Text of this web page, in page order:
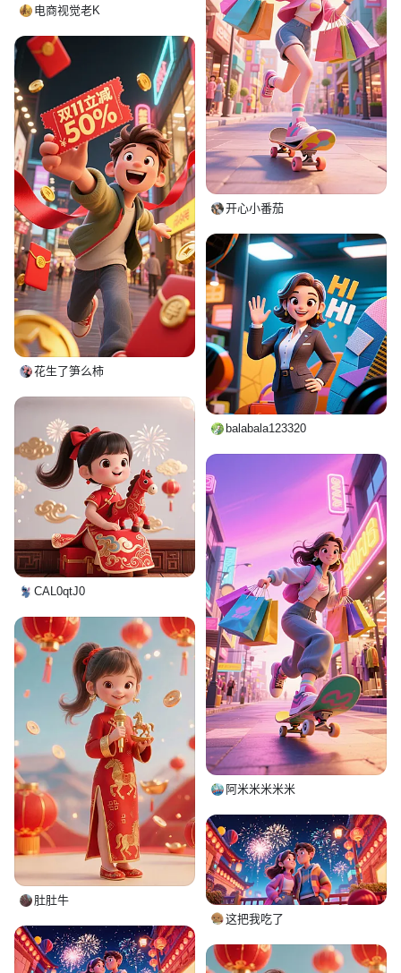
电商视觉老K
开心小番茄
花生了笋么柿
balabala123320
CAL0qtJ0
阿米米米米米
肚肚牛
这把我吃了